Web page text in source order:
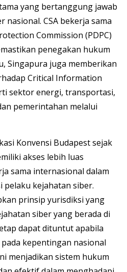
yang bertanggung jawab
nasional. CSA bekerja sama
Commission (PDPC)
penegakan hukum
Singapura juga memberikan
Critical Information
sektor energi, transportasi,
pemerintahan melalui
Konvensi Budapest sejak
akses lebih luas
sama internasional dalam
pelaku kejahatan siber.
prinsip yurisdiksi yang
siber yang berada di
dapat dituntut apabila
kepentingan nasional
menjadikan sistem hukum